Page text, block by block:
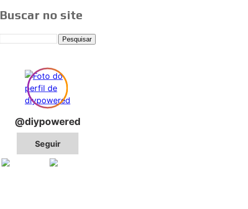
Buscar no site